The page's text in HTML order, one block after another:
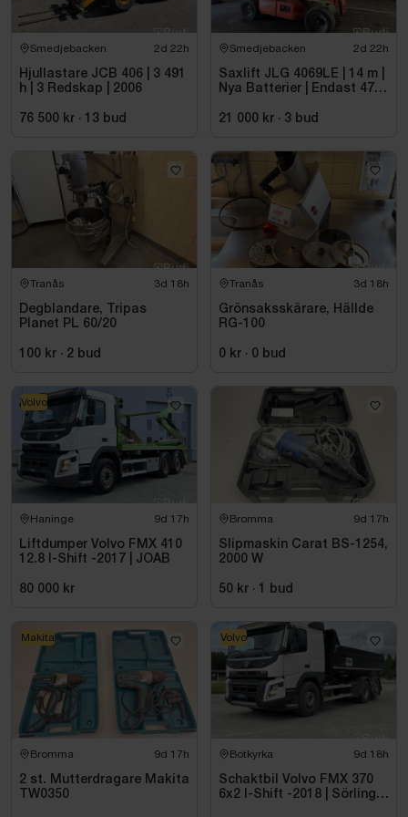
Smedjebacken 2d 22h
Hjullastare JCB 406 | 3 491
h | 3 Redskap | 2006
76 500 kr · 13 bud
Smedjebacken 2d 22h
Saxlift JLG 4069LE | 14 m |
Nya Batterier | Endast 475
21 000 kr · 3 bud
Tranås 3d 18h
Degblandare, Tripas
Planet PL 60/20
100 kr · 2 bud
Tranås 3d 18h
Grönsaksskärare, Hällde
RG-100
0 kr · 0 bud
Haninge 9d 17h
Liftdumper Volvo FMX 410
12.8 I-Shift -2017 | JOAB
80 000 kr
Volvo
Bromma 9d 17h
Slipmaskin Carat BS-1254,
2000 W
50 kr · 1 bud
Bromma 9d 17h
2 st. Mutterdragare Makita
TW0350
Makita
Botkyrka 9d 18h
Schaktbil Volvo FMX 370
6x2 I-Shift -2018 | Sörling
Volvo